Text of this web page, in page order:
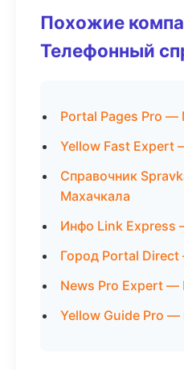
Похожие
Телефонный
Portal Pages Pro —
Yellow Fast Expert
Справочник
Махачкала
Инфо Link Express
Город Portal
News Pro Expert —
Yellow Guide Pro —